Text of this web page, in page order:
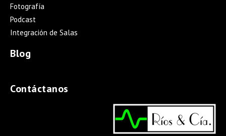
Fotografía
Podcast
Integración de Salas
Blog
Contáctanos